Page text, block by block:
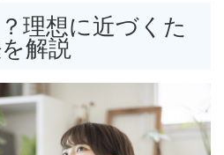
理想に近づくた
解説